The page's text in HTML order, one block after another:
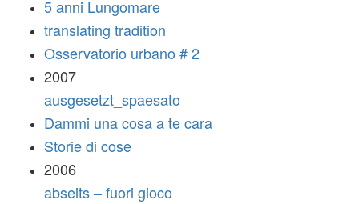
5 anni Lungomare
translating tradition
Osservatorio urbano # 2
2007
ausgesetzt_spaesato
Dammi una cosa a te cara
Storie di cose
2006
abseits – fuori gioco